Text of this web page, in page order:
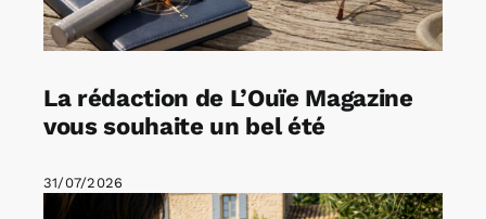
La rédaction de L’Ouïe Magazine
vous souhaite un bel été
31/07/2026